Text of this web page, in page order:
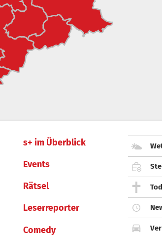
s+ im Überblick
Events
Rätsel
Leserreporter
Comedy